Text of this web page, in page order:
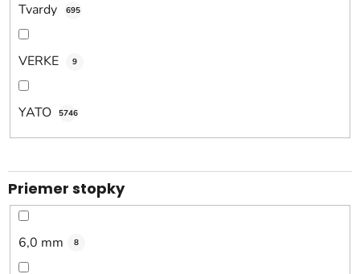
Tvardy 695
VERKE 9
YATO 5746
Priemer stopky
6,0 mm 8